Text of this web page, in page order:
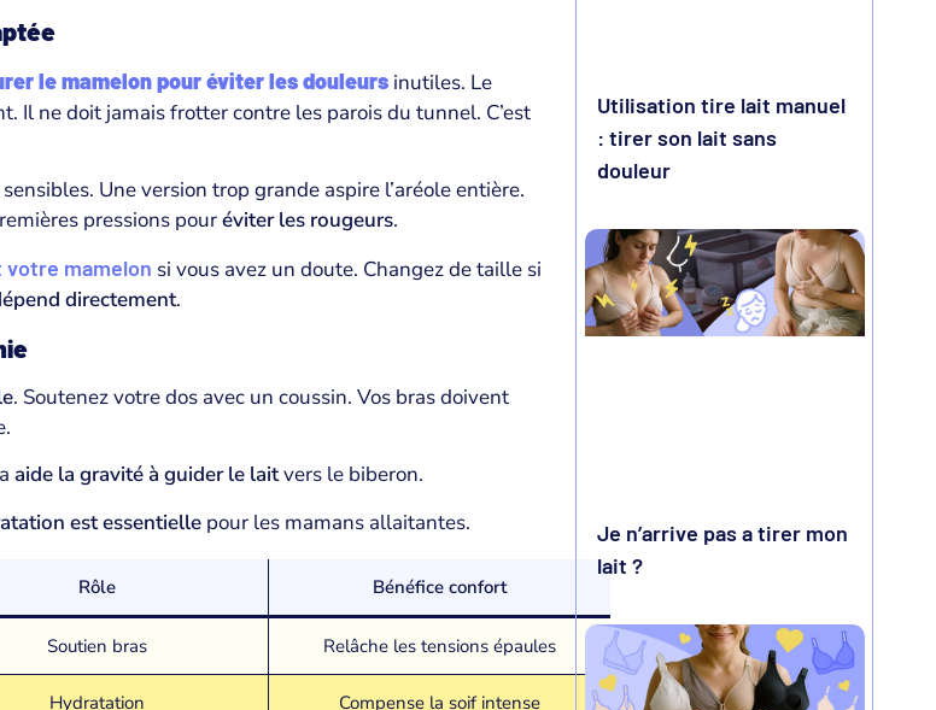
le mamelon pour éviter les douleurs inutiles. Le
Il ne doit jamais frotter contre les parois du tunnel. C’est
Une version trop grande aspire l’aréole entière.
pressions pouréviter les rougeurs.
mamelon si vous avez un doute. Changez de taille si
directement.
. Soutenez votre dos avec un coussin. Vos bras doivent
aide la gravité à guider le laitvers le biberon.
est essentielle pour les mamans allaitantes.
Rôle Bénéfice confort
Soutien bras Relâche les tensions épaules
Hydratation Compense la soif intense
Utilisation tire lait manuel
: tirer son lait sans
douleur
Je n’arrive pas a tirer mon
lait ?